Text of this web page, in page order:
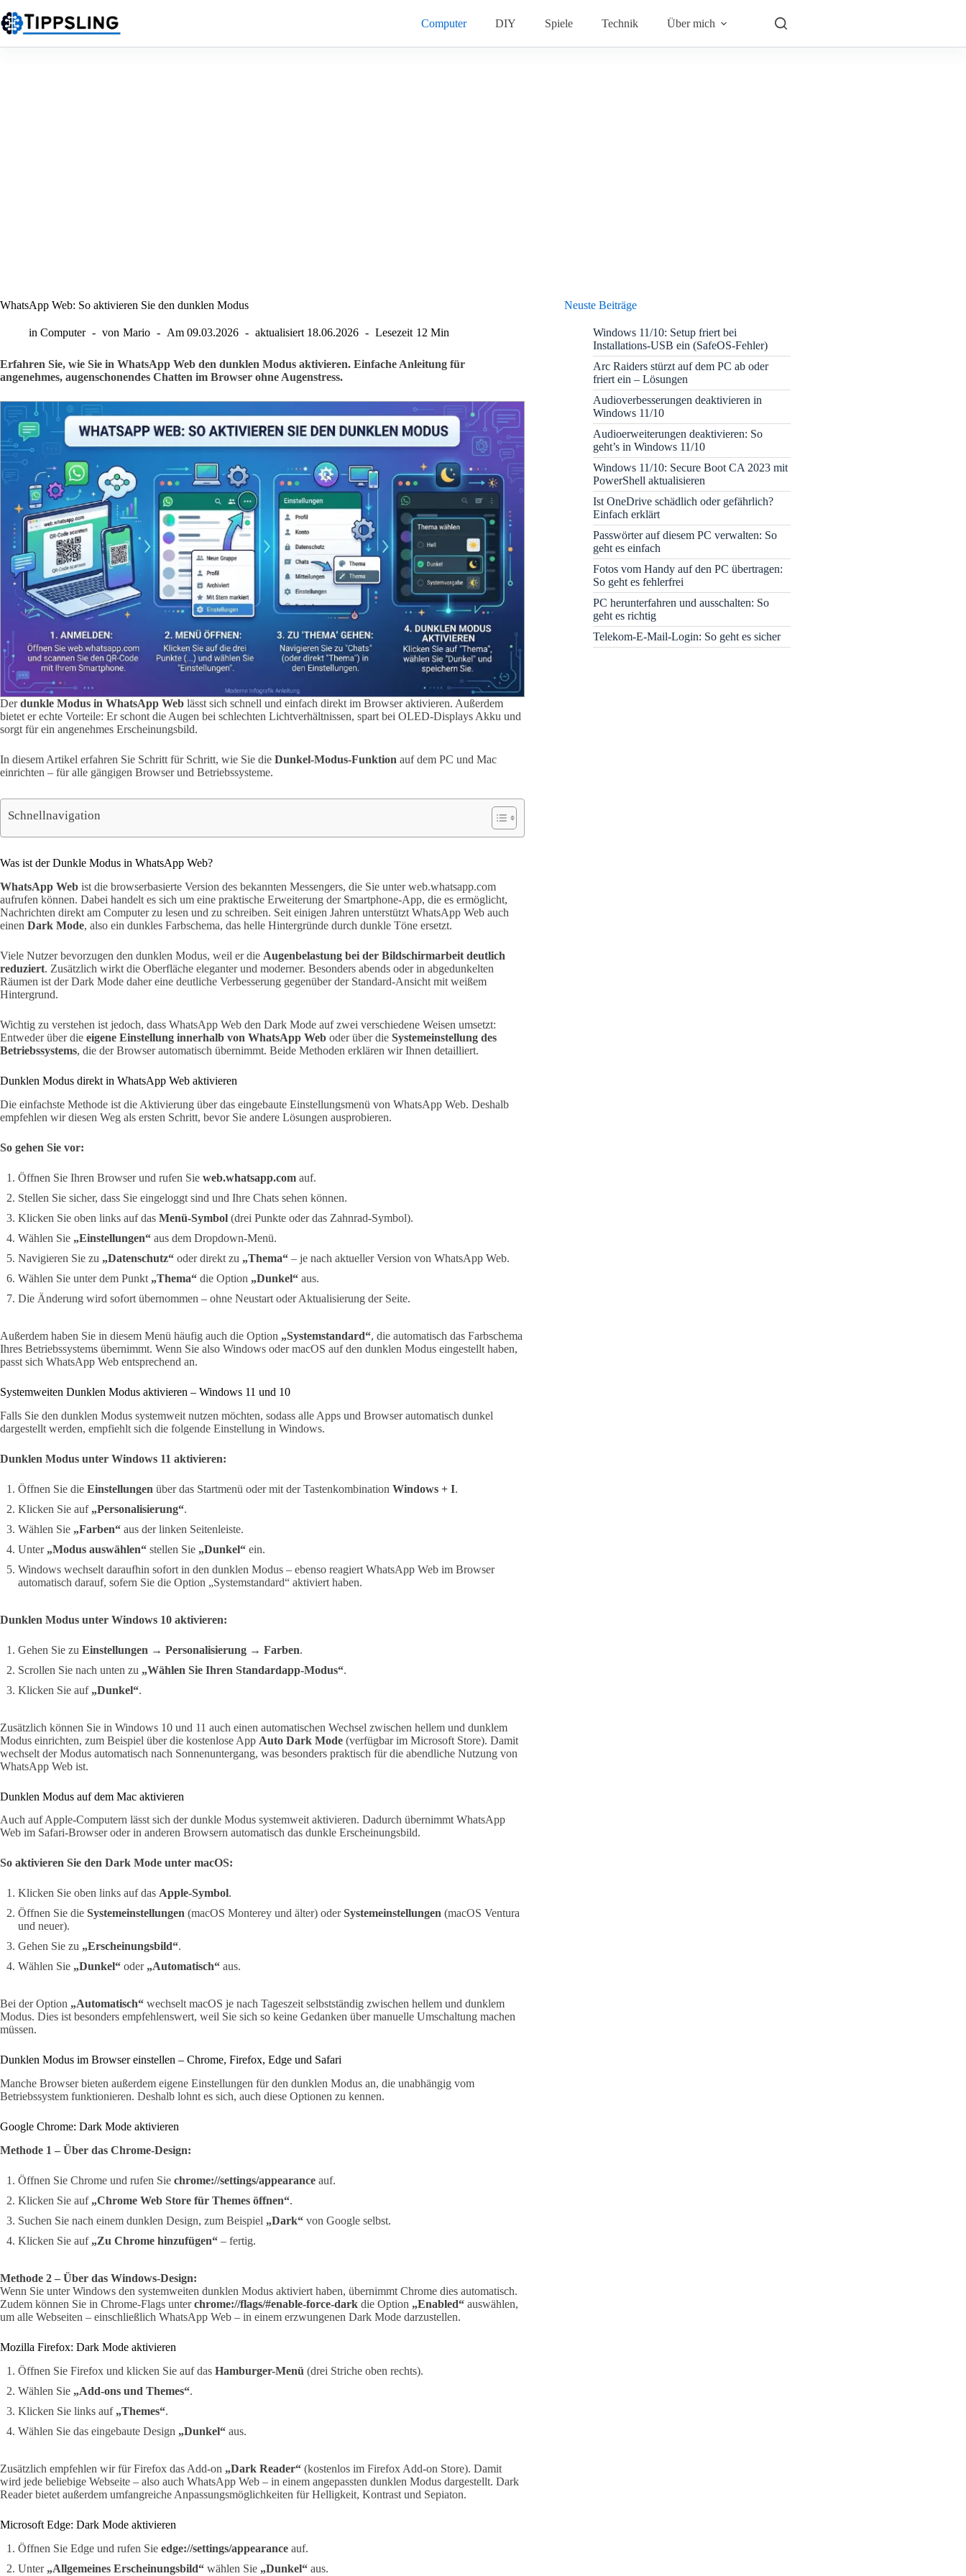
Inhalt
springen
Computer DIY Spiele Technik Über mich
WhatsApp Web: So aktivieren Sie den dunklen Modus
in Computer von Mario Am 09.03.2026 aktualisiert 18.06.2026 Lesezeit 12 Min
Erfahren Sie, wie Sie in WhatsApp Web den dunklen Modus aktivieren. Einfache Anleitung für
angenehmes, augenschonendes Chatten im Browser ohne Augenstress.
Derdunkle Modus in WhatsApp Web lässt sich schnell und einfach direkt im Browser aktivieren. Außerdem
bietet er echte Vorteile: Er schont die Augen bei schlechten Lichtverhältnissen, spart bei OLED-Displays Akku und
sorgt für ein angenehmes Erscheinungsbild.
In diesem Artikel erfahren Sie Schritt für Schritt, wie Sie die Dunkel-Modus-Funktion auf dem PC und Mac
einrichten – für alle gängigen Browser und Betriebssysteme.
Schnellnavigation
Was ist der Dunkle Modus in WhatsApp Web?
WhatsApp Web ist die browserbasierte Version des bekannten Messengers, die Sie unter web.whatsapp.com
aufrufen können. Dabei handelt es sich um eine praktische Erweiterung der Smartphone-App, die es ermöglicht,
Nachrichten direkt am Computer zu lesen und zu schreiben. Seit einigen Jahren unterstützt WhatsApp Web auch
einen Dark Mode, also ein dunkles Farbschema, das helle Hintergründe durch dunkle Töne ersetzt.
Viele Nutzer bevorzugen den dunklen Modus, weil er die Augenbelastung bei der Bildschirmarbeit deutlich
reduziert. Zusätzlich wirkt die Oberfläche eleganter und moderner. Besonders abends oder in abgedunkelten
Räumen ist der Dark Mode daher eine deutliche Verbesserung gegenüber der Standard-Ansicht mit weißem
Hintergrund.
Wichtig zu verstehen ist jedoch, dass WhatsApp Web den Dark Mode auf zwei verschiedene Weisen umsetzt:
Entweder über die eigene Einstellung innerhalb von WhatsApp Web oder über die Systemeinstellung des
Betriebssystems, die der Browser automatisch übernimmt. Beide Methoden erklären wir Ihnen detailliert.
Dunklen Modus direkt in WhatsApp Web aktivieren
Die einfachste Methode ist die Aktivierung über das eingebaute Einstellungsmenü von WhatsApp Web. Deshalb
empfehlen wir diesen Weg als ersten Schritt, bevor Sie andere Lösungen ausprobieren.
So gehen Sie vor:
Öffnen Sie Ihren Browser und rufen Sie web.whatsapp.com auf.
Stellen Sie sicher, dass Sie eingeloggt sind und Ihre Chats sehen können.
Klicken Sie oben links auf das Menü-Symbol (drei Punkte oder das Zahnrad-Symbol).
Wählen Sie „Einstellungen“ aus dem Dropdown-Menü.
Navigieren Sie zu „Datenschutz“ oder direkt zu „Thema“ – je nach aktueller Version von WhatsApp Web.
Wählen Sie unter dem Punkt „Thema“ die Option „Dunkel“ aus.
Die Änderung wird sofort übernommen – ohne Neustart oder Aktualisierung der Seite.
Außerdem haben Sie in diesem Menü häufig auch die Option „Systemstandard“, die automatisch das Farbschema
Ihres Betriebssystems übernimmt. Wenn Sie also Windows oder macOS auf den dunklen Modus eingestellt haben,
passt sich WhatsApp Web entsprechend an.
Systemweiten Dunklen Modus aktivieren – Windows 11 und 10
Falls Sie den dunklen Modus systemweit nutzen möchten, sodass alle Apps und Browser automatisch dunkel
dargestellt werden, empfiehlt sich die folgende Einstellung in Windows.
Dunklen Modus unter Windows 11 aktivieren:
Öffnen Sie die Einstellungen über das Startmenü oder mit der Tastenkombination Windows + I.
Klicken Sie auf „Personalisierung“.
Wählen Sie „Farben“ aus der linken Seitenleiste.
Unter „Modus auswählen“ stellen Sie „Dunkel“ ein.
Windows wechselt daraufhin sofort in den dunklen Modus – ebenso reagiert WhatsApp Web im Browser
automatisch darauf, sofern Sie die Option „Systemstandard“ aktiviert haben.
Dunklen Modus unter Windows 10 aktivieren:
Gehen Sie zu Einstellungen → Personalisierung → Farben.
Scrollen Sie nach unten zu „Wählen Sie Ihren Standardapp-Modus“.
Klicken Sie auf „Dunkel“.
Zusätzlich können Sie in Windows 10 und 11 auch einen automatischen Wechsel zwischen hellem und dunklem
Modus einrichten, zum Beispiel über die kostenlose App Auto Dark Mode (verfügbar im Microsoft Store). Damit
wechselt der Modus automatisch nach Sonnenuntergang, was besonders praktisch für die abendliche Nutzung von
WhatsApp Web ist.
Dunklen Modus auf dem Mac aktivieren
Auch auf Apple-Computern lässt sich der dunkle Modus systemweit aktivieren. Dadurch übernimmt WhatsApp
Web im Safari-Browser oder in anderen Browsern automatisch das dunkle Erscheinungsbild.
So aktivieren Sie den Dark Mode unter macOS:
Klicken Sie oben links auf das Apple-Symbol.
Öffnen Sie die Systemeinstellungen (macOS Monterey und älter) oderSystemeinstellungen (macOS Ventura
und neuer).
Gehen Sie zu „Erscheinungsbild“.
Wählen Sie „Dunkel“ oder „Automatisch“ aus.
Bei der Option „Automatisch“ wechselt macOS je nach Tageszeit selbstständig zwischen hellem und dunklem
Modus. Dies ist besonders empfehlenswert, weil Sie sich so keine Gedanken über manuelle Umschaltung machen
müssen.
Dunklen Modus im Browser einstellen – Chrome, Firefox, Edge und Safari
Manche Browser bieten außerdem eigene Einstellungen für den dunklen Modus an, die unabhängig vom
Betriebssystem funktionieren. Deshalb lohnt es sich, auch diese Optionen zu kennen.
Google Chrome: Dark Mode aktivieren
Methode 1 – Über das Chrome-Design:
Öffnen Sie Chrome und rufen Sie chrome://settings/appearance auf.
Klicken Sie auf „Chrome Web Store für Themes öffnen“.
Suchen Sie nach einem dunklen Design, zum Beispiel „Dark“ von Google selbst.
Klicken Sie auf „Zu Chrome hinzufügen“ – fertig.
Methode 2 – Über das Windows-Design:
Wenn Sie unter Windows den systemweiten dunklen Modus aktiviert haben, übernimmt Chrome dies automatisch.
Zudem können Sie in Chrome-Flags unterchrome://flags/#enable-force-dark die Option „Enabled“ auswählen,
um alle Webseiten – einschließlich WhatsApp Web – in einem erzwungenen Dark Mode darzustellen.
Mozilla Firefox: Dark Mode aktivieren
Öffnen Sie Firefox und klicken Sie auf das Hamburger-Menü (drei Striche oben rechts).
Wählen Sie „Add-ons und Themes“.
Klicken Sie links auf „Themes“.
Wählen Sie das eingebaute Design „Dunkel“ aus.
Zusätzlich empfehlen wir für Firefox das Add-on „Dark Reader“ (kostenlos im Firefox Add-on Store). Damit
wird jede beliebige Webseite – also auch WhatsApp Web – in einem angepassten dunklen Modus dargestellt. Dark
Reader bietet außerdem umfangreiche Anpassungsmöglichkeiten für Helligkeit, Kontrast und Sepiaton.
Microsoft Edge: Dark Mode aktivieren
Öffnen Sie Edge und rufen Sie edge://settings/appearance auf.
Unter „Allgemeines Erscheinungsbild“ wählen Sie „Dunkel“ aus.
Neuste Beiträge
Windows 11/10: Setup friert bei
Installations-USB ein (SafeOS-Fehler)
Arc Raiders stürzt auf dem PC ab oder
friert ein – Lösungen
Audioverbesserungen deaktivieren in
Windows 11/10
Audioerweiterungen deaktivieren: So
geht’s in Windows 11/10
Windows 11/10: Secure Boot CA 2023 mit
PowerShell aktualisieren
Ist OneDrive schädlich oder gefährlich?
Einfach erklärt
Passwörter auf diesem PC verwalten: So
geht es einfach
Fotos vom Handy auf den PC übertragen:
So geht es fehlerfrei
PC herunterfahren und ausschalten: So
geht es richtig
Telekom-E-Mail-Login: So geht es sicher